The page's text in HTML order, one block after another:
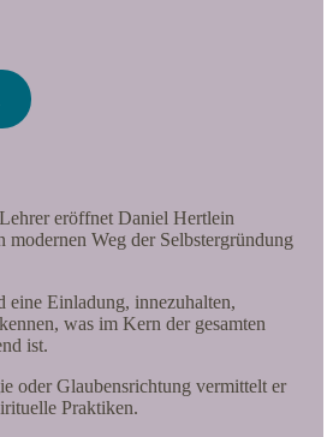
eröffnet Daniel Hertlein
modernen Weg der Selbstergründung
eine Einladung, innezuhalten,
was im Kern der gesamten
ist.
oder Glaubensrichtung vermittelt er
Praktiken.